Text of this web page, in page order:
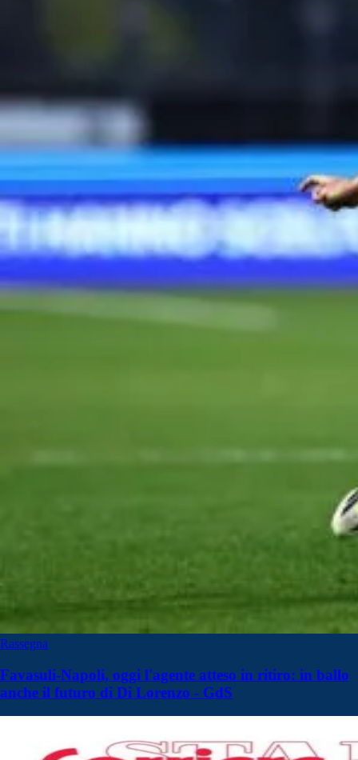
Rassegna
Favasuli-Napoli, oggi l'agente atteso in ritiro: in ballo
anche il futuro di Di Lorenzo - GdS